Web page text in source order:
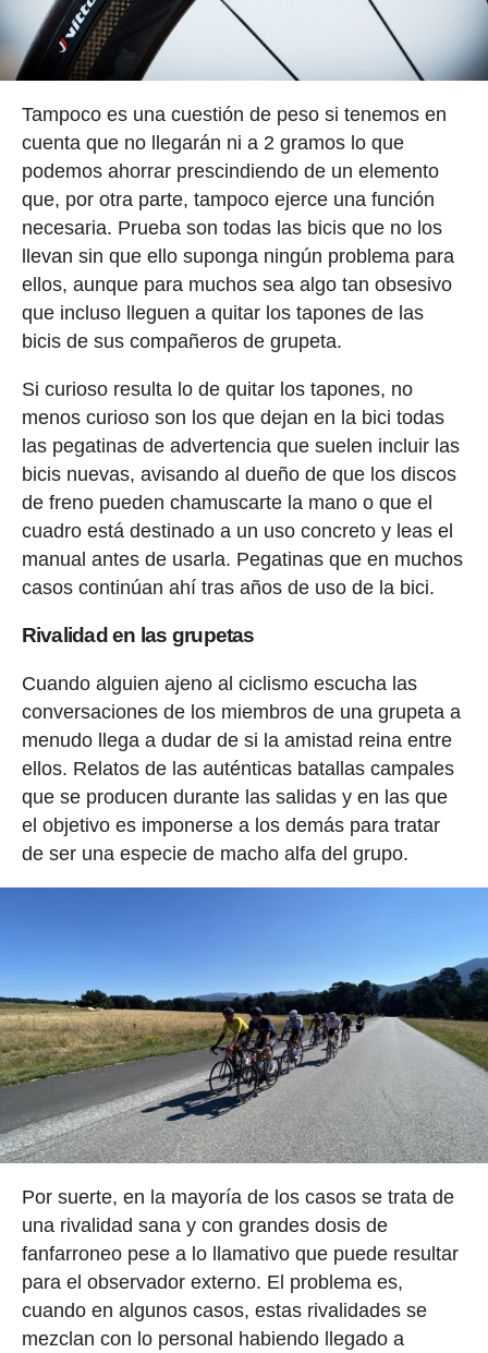
Tampoco es una cuestión de peso si tenemos en
cuenta que no llegarán ni a 2 gramos lo que
podemos ahorrar prescindiendo de un elemento
que, por otra parte, tampoco ejerce una función
necesaria. Prueba son todas las bicis que no los
llevan sin que ello suponga ningún problema para
ellos, aunque para muchos sea algo tan obsesivo
que incluso lleguen a quitar los tapones de las
bicis de sus compañeros de grupeta.
Si curioso resulta lo de quitar los tapones, no
menos curioso son los que dejan en la bici todas
las pegatinas de advertencia que suelen incluir las
bicis nuevas, avisando al dueño de que los discos
de freno pueden chamuscarte la mano o que el
cuadro está destinado a un uso concreto y leas el
manual antes de usarla. Pegatinas que en muchos
casos continúan ahí tras años de uso de la bici.
Rivalidad en las grupetas
Cuando alguien ajeno al ciclismo escucha las
conversaciones de los miembros de una grupeta a
menudo llega a dudar de si la amistad reina entre
ellos. Relatos de las auténticas batallas campales
que se producen durante las salidas y en las que
el objetivo es imponerse a los demás para tratar
de ser una especie de macho alfa del grupo.
Por suerte, en la mayoría de los casos se trata de
una rivalidad sana y con grandes dosis de
fanfarroneo pese a lo llamativo que puede resultar
para el observador externo. El problema es,
cuando en algunos casos, estas rivalidades se
mezclan con lo personal habiendo llegado a